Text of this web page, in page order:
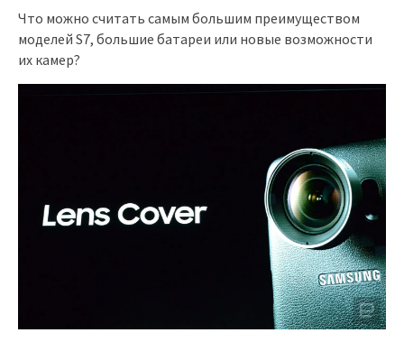
Что можно считать самым большим преимуществом
моделей S7, большие батареи или новые возможности
их камер?